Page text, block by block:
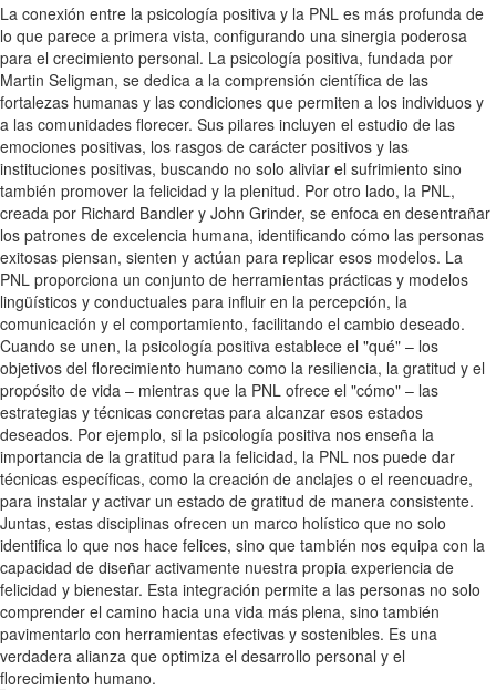
La conexión entre la psicología positiva y la PNL es más profunda de
lo que parece a primera vista, configurando una sinergia poderosa
para el crecimiento personal. La psicología positiva, fundada por
Martin Seligman, se dedica a la comprensión científica de las
fortalezas humanas y las condiciones que permiten a los individuos y
a las comunidades florecer. Sus pilares incluyen el estudio de las
emociones positivas, los rasgos de carácter positivos y las
instituciones positivas, buscando no solo aliviar el sufrimiento sino
también promover la felicidad y la plenitud. Por otro lado, la PNL,
creada por Richard Bandler y John Grinder, se enfoca en desentrañar
los patrones de excelencia humana, identificando cómo las personas
exitosas piensan, sienten y actúan para replicar esos modelos. La
PNL proporciona un conjunto de herramientas prácticas y modelos
lingüísticos y conductuales para influir en la percepción, la
comunicación y el comportamiento, facilitando el cambio deseado.
Cuando se unen, la psicología positiva establece el "qué" – los
objetivos del florecimiento humano como la resiliencia, la gratitud y el
propósito de vida – mientras que la PNL ofrece el "cómo" – las
estrategias y técnicas concretas para alcanzar esos estados
deseados. Por ejemplo, si la psicología positiva nos enseña la
importancia de la gratitud para la felicidad, la PNL nos puede dar
técnicas específicas, como la creación de anclajes o el reencuadre,
para instalar y activar un estado de gratitud de manera consistente.
Juntas, estas disciplinas ofrecen un marco holístico que no solo
identifica lo que nos hace felices, sino que también nos equipa con la
capacidad de diseñar activamente nuestra propia experiencia de
felicidad y bienestar. Esta integración permite a las personas no solo
comprender el camino hacia una vida más plena, sino también
pavimentarlo con herramientas efectivas y sostenibles. Es una
verdadera alianza que optimiza el desarrollo personal y el
florecimiento humano.